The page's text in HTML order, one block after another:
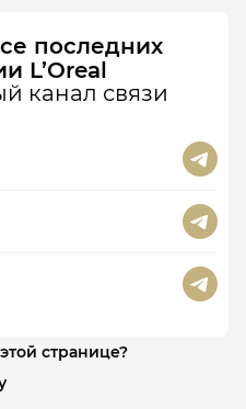
последних
L’Oreal
канал связи
странице?